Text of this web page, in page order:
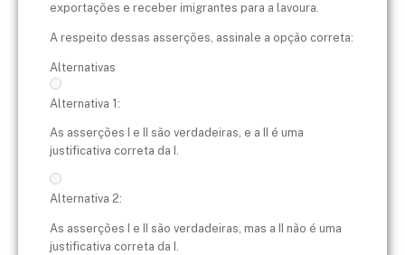
exportações e receber imigrantes para a lavoura.
A respeito dessas asserções, assinale a opção correta:
Alternativas
Alternativa 1:
As asserções I e II são verdadeiras, e a II é uma
justificativa correta da I.
Alternativa 2:
As asserções I e II são verdadeiras, mas a II não é uma
justificativa correta da I.